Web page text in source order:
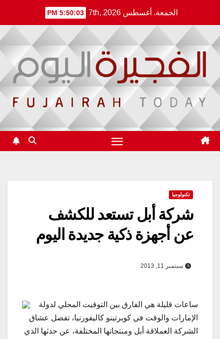
content
الجمعة. أغسطس 7th, 2026 5:50:03 PM
تكنولوجيا
شركة أبل تستعد للكشف
عن أجهزة ذكية جديدة اليوم
سبتمبر 11, 2013
ساعات قليلة هي الفارق بين التوقيت المحلي لدولة
الإمارات والوقت في كوبرتينو كاليفورنيا، تفصل عشاق
الشركة العملاقة أبل ومنتجاتها المختلفة، عن حدثها الذي